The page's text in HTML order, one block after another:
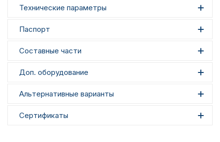
Технические параметры
Паспорт
Составные части
Доп. оборудование
Альтернативные варианты
Сертификаты